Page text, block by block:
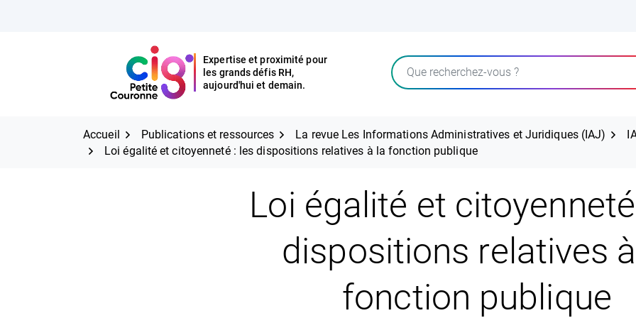
CIG Petite Couronne
Expertise et proximité pour
les grands défis RH,
aujourd'hui et demain.
Rechercher
CIG Petite Couronne
Expertise et proximité pour
les grands défis RH,
aujourd'hui et demain.
Accueil Publications et ressources La revue Les Informations Administratives et Juridiques (IAJ)
Loi égalité et citoyenneté : les dispositions relatives à la fonction publique
Loi égalité et
dispositions relatives
fonction publique